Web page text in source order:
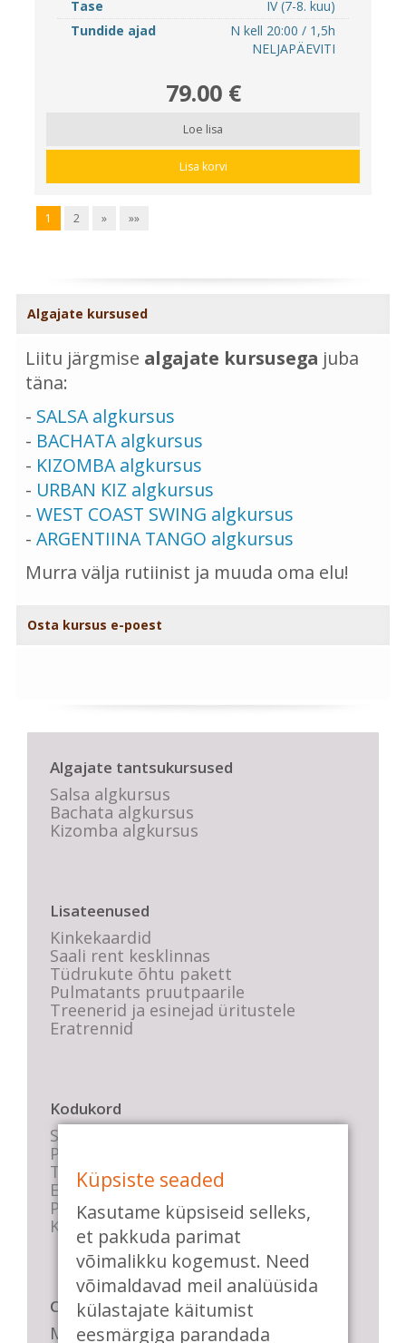
Tase
IV (7-8. kuu)
Tundide ajad
N kell 20:00 / 1,5h
NELJAPÄEVITI
79.00 €
Loe lisa
Lisa korvi
1 2 » »»
Algajate kursused
Liitu järgmise algajate kursusega juba
täna:
- SALSA algkursus
- BACHATA algkursus
- KIZOMBA algkursus
- URBAN KIZ algkursus
- WEST COAST SWING algkursus
- ARGENTIINA TANGO algkursus
Murra välja rutiinist ja muuda oma elu!
Osta kursus e-poest
Algajate tantsukursused
Salsa algkursus
Bachata algkursus
Kizomba algkursus
Lisateenused
Kinkekaardid
Saali rent kesklinnas
Tüdrukute õhtu pakett
Pulmatants pruutpaarile
Treenerid ja esinejad üritustele
Eratrennid
Kodukord
Stuudio sisekord
Privaatsustingimused
Tasemete kirjeldused
E-poe tingimused
Parkimise info
KKK
Casa de Baile
Me pühendume lõbusale olemisele,
Küpsiste seaded
Kasutame küpsiseid selleks,
et pakkuda parimat
võimalikku kogemust. Need
võimaldavad meil analüüsida
külastajate käitumist
eesmärgiga parandada